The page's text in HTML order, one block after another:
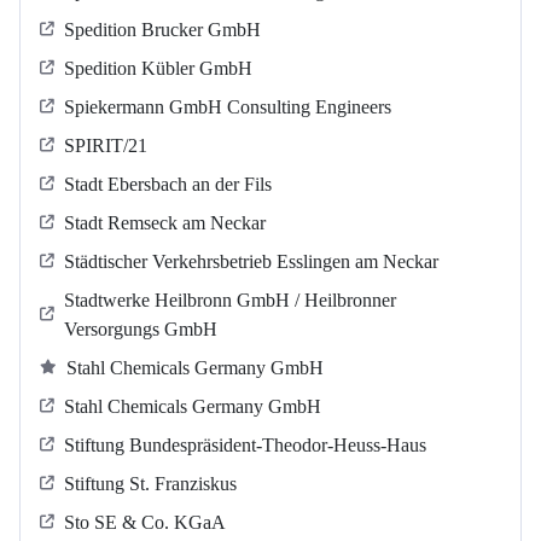
Spedition Brucker GmbH
Spedition Kübler GmbH
Spiekermann GmbH Consulting Engineers
SPIRIT/21
Stadt Ebersbach an der Fils
Stadt Remseck am Neckar
Städtischer Verkehrsbetrieb Esslingen am Neckar
Stadtwerke Heilbronn GmbH / Heilbronner
Versorgungs GmbH
Stahl Chemicals Germany GmbH
Stahl Chemicals Germany GmbH
Stiftung Bundespräsident-Theodor-Heuss-Haus
Stiftung St. Franziskus
Sto SE & Co. KGaA